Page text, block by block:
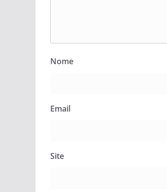
Nome
Email
Site